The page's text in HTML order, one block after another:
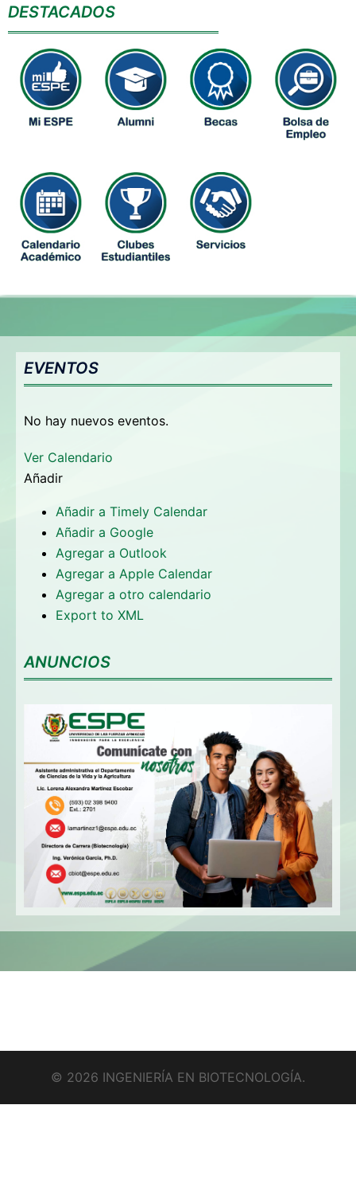
DESTACADOS
EVENTOS
No hay nuevos eventos.
Ver Calendario
Añadir
Añadir a Timely Calendar
Añadir a Google
Agregar a Outlook
Agregar a Apple Calendar
Agregar a otro calendario
Export to XML
ANUNCIOS
© 2026 INGENIERÍA EN BIOTECNOLOGÍA.